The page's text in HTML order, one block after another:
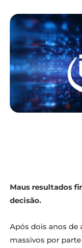
Maus resultados
decisão.
Após dois anos de
massivos por